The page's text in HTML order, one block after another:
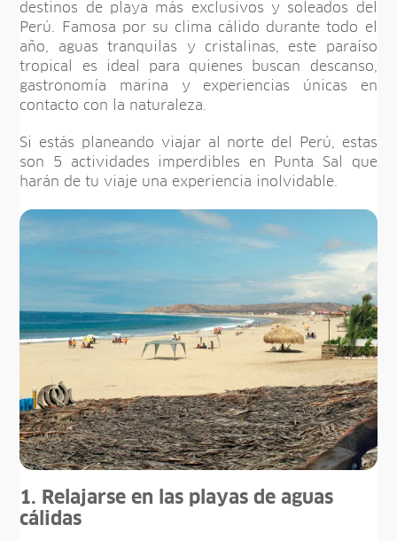
destinos de playa más exclusivos y soleados del
Perú. Famosa por su clima cálido durante todo el
año, aguas tranquilas y cristalinas, este paraíso
tropical es ideal para quienes buscan descanso,
gastronomía marina y experiencias únicas en
contacto con la naturaleza.
Si estás planeando viajar al norte del Perú, estas
son 5 actividades imperdibles en Punta Sal que
harán de tu viaje una experiencia inolvidable.
1. Relajarse en las playas de aguas
cálidas